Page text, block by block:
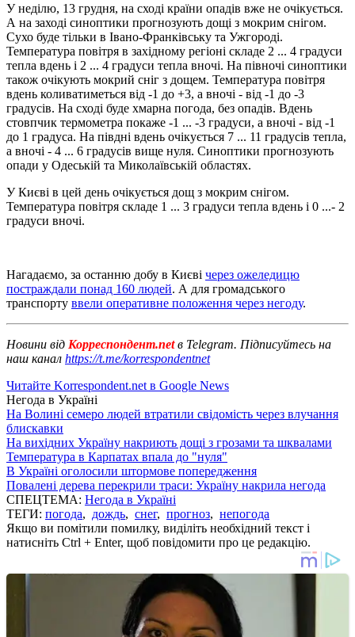
У неділю, 13 грудня, на сході країни опадів вже не очікується.
А на заході синоптики прогнозують дощі з мокрим снігом.
Сухо буде тільки в Івано-Франківську та Ужгороді.
Температура повітря в західному регіоні складе 2 ... 4 градуси
тепла вдень і 2 ... 4 градуси тепла вночі. На півночі синоптики
також очікують мокрий сніг з дощем. Температура повітря
вдень коливатиметься від -1 до +3, а вночі - від -1 до -3
градусів. На сході буде хмарна погода, без опадів. Вдень
стовпчик термометра покаже -1 ... -3 градуси, а вночі - від -1
до 1 градуса. На півдні вдень очікується 7 ... 11 градусів тепла,
а вночі - 4 ... 6 градусів вище нуля. Синоптики прогнозують
опади у Одеській та Миколаївській областях.
У Києві в цей день очікується дощ з мокрим снігом.
Температура повітря складе 1 ... 3 градуси тепла вдень і 0 ...- 2
градуси вночі.
Нагадаємо, за останню добу в Києві через ожеледицю
постраждали понад 160 людей. А для громадського
транспорту ввели оперативне положення через негоду.
Новини від Корреспондент.netв Telegram. Підписуйтесь на
наш канал https://t.me/korrespondentnet
Читайте Korrespondent.net в Google News
Негода в Україні
На Волині семеро людей втратили свідомість через влучання
блискавки
На вихідних Україну накриють дощі з грозами та шквалами
Температура в Карпатах впала до "нуля"
В Україні оголосили штормове попередження
Повалені дерева перекрили траси: Україну накрила негода
СПЕЦТЕМА: Негода в Україні
ТЕГИ: погода, дождь, снег, прогноз, непогода
Якщо ви помітили помилку, виділіть необхідний текст і
натисніть Ctrl + Enter, щоб повідомити про це редакцію.